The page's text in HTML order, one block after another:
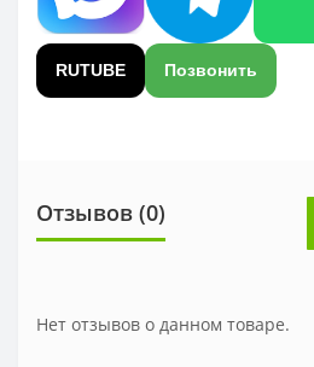
RUTUBE Позвонить
Отзывов (0)
Нет отзывов о данном товаре.